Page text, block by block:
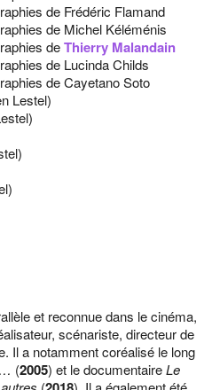
de Frédéric Flamand
de Michel Kéléménis
deThierry Malandain
de Lucinda Childs
de Cayetano Soto
Lestel)
et reconnue dans le cinéma,
scénariste, directeur de
Il a notamment coréalisé le long
(2005) et le documentaireLe